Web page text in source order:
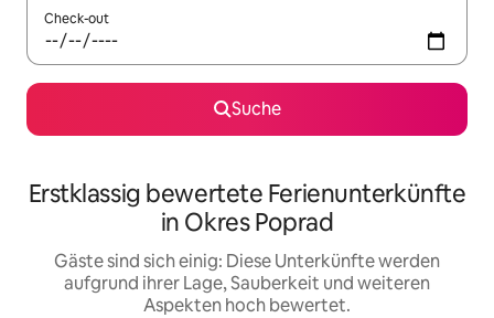
Check-out
Suche
Erstklassig bewertete Ferienunterkünfte
in Okres Poprad
Gäste sind sich einig: Diese Unterkünfte werden
aufgrund ihrer Lage, Sauberkeit und weiteren
Aspekten hoch bewertet.